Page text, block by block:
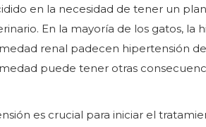
en la necesidad de tener un
En la mayoría de los gatos, la
renal padecen hipertensión
puede tener otras
es crucial para iniciar el